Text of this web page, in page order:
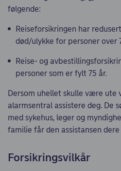
følgende:
Reiseforsikringen har
død/ulykke for personer over
Reise- og
personer som er fylt 75 år.
Dersom uhellet skulle være ute
alarmsentral assistere deg. De
med sykehus, leger og
familie får den assistansen
Forsikringsvilkår